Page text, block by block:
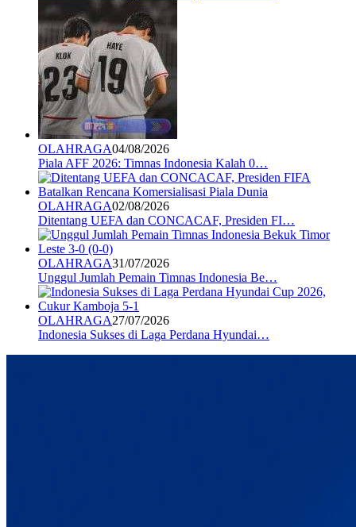
OLAHRAGA04/08/2026
Piala AFF 2026: Timnas Indonesia Kalah 0…
OLAHRAGA02/08/2026
Ditentang UEFA dan CONCACAF, Presiden FI…
OLAHRAGA31/07/2026
Unggul Jumlah Pemain Timnas Indonesia Be…
OLAHRAGA27/07/2026
Indonesia Sukses di Laga Perdana Hyundai…